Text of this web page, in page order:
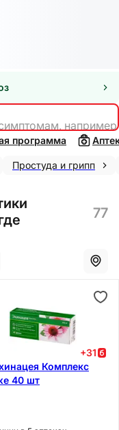
программа
Простуда и грипп
77
+31
Комплекс
40 шт